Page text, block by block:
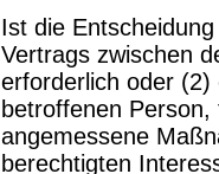
Ist die
Vertrags zwischen
erforderlich oder (2)
betroffenen
angemessene
berechtigten